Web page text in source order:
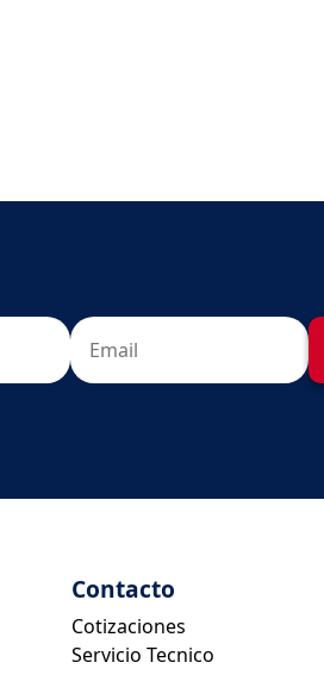
Contacto
Cotizaciones
Servicio Tecnico